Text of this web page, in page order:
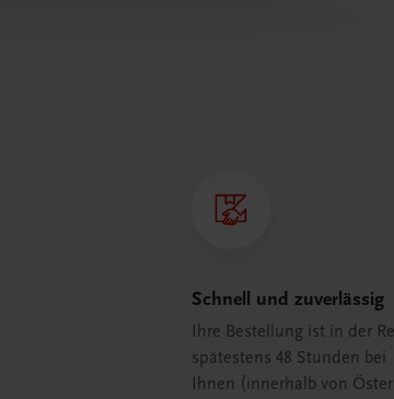
Schnell und zuverlässig
Ihre Bestellung ist in der
spätestens 48 Stunden bei
Ihnen (innerhalb von